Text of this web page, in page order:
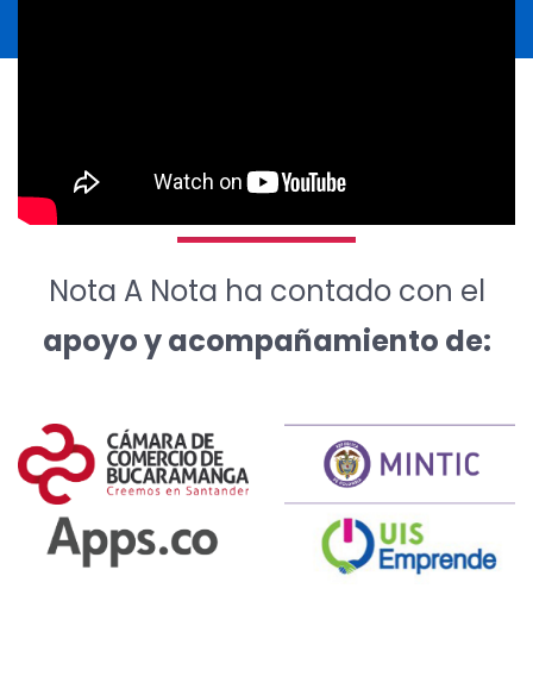
Nota A Nota ha contado con el
apoyo y acompañamiento de: